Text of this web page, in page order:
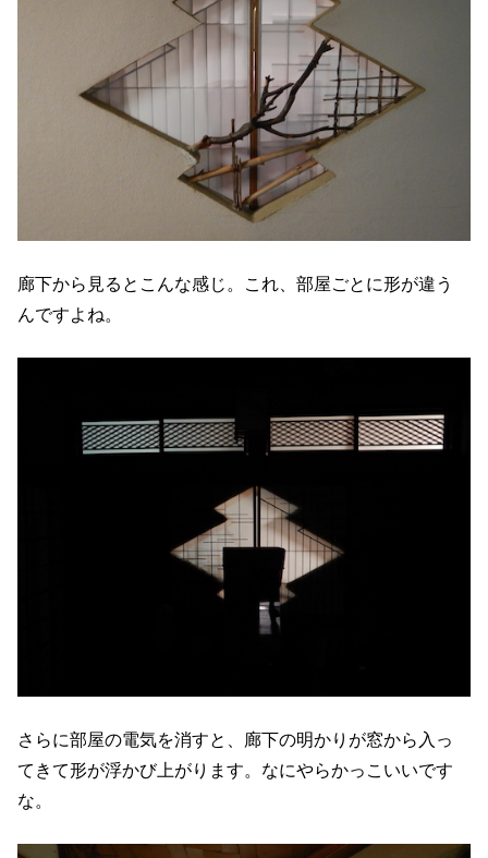
廊下から見るとこんな感じ。これ、部屋ごとに形が違う
んですよね。
さらに部屋の電気を消すと、廊下の明かりが窓から入っ
てきて形が浮かび上がります。なにやらかっこいいです
な。